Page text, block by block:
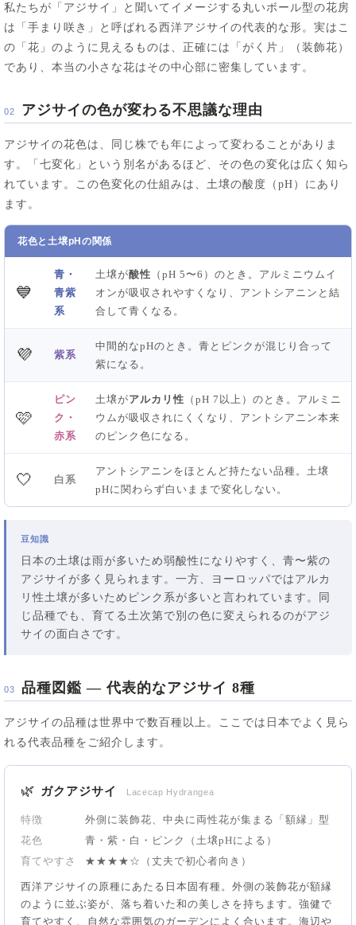
私たちが「アジサイ」と聞いてイメージする丸いボール型の花房
は「手まり咲き」と呼ばれる西洋アジサイの代表的な形。実はこ
の「花」のように見えるものは、正確には「がく片」（装飾花）
であり、本当の小さな花はその中心部に密集しています。
02 アジサイの色が変わる不思議な理由
アジサイの花色は、同じ株でも年によって変わることがありま
す。「七変化」という別名があるほど、その色の変化は広く知ら
れています。この色変化の仕組みは、土壌の酸度（pH）にあり
ます。
花色と土壌pHの関係
💙
青・
青紫
系
土壌が酸性 （pH 5〜6）のとき。アルミニウムイ
オンが吸収されやすくなり、アントシアニンと結
合して青くなる。
💜 紫系
中間的なpHのとき。青とピンクが混じり合って
紫になる。
🩷
ピン
ク・
赤系
土壌がアルカリ性 （pH 7以上）のとき。アルミニ
ウムが吸収されにくくなり、アントシアニン本来
のピンク色になる。
🤍 白系
アントシアニンをほとんど持たない品種。土壌
pHに関わらず白いままで変化しない。
豆知識
日本の土壌は雨が多いため弱酸性になりやすく、青〜紫の
アジサイが多く見られます。一方、ヨーロッパではアルカ
リ性土壌が多いためピンク系が多いと言われています。同
じ品種でも、育てる土次第で別の色に変えられるのがアジ
サイの面白さです。
03 品種図鑑 — 代表的なアジサイ 8種
アジサイの品種は世界中で数百種以上。ここでは日本でよく見ら
れる代表品種をご紹介します。
🌿 ガクアジサイ Lacecap Hydrangea
特徴
外側に装飾花、中央に両性花が集まる「額縁」型
花色
青・紫・白・ピンク（土壌pHによる）
育てやすさ
★★★★☆（丈夫で初心者向き）
西洋アジサイの原種にあたる日本固有種。外側の装飾花が額縁
のように並ぶ姿が、落ち着いた和の美しさを持ちます。強健で
育てやすく、自然な雰囲気のガーデンによく合います。海辺や